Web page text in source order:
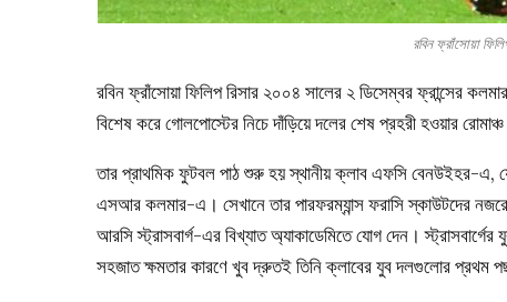
রবিন ফ্রাঁসোয়া
রবিন ফ্রাঁসোয়া ফিলিপ রিসার ২০০৪ সালের ২ ডিসেম্বর ফ্রান্সের
বিশেষ করে গোলপোস্টের নিচে দাঁড়িয়ে দলের শেষ প্রহরী হওয়ার
তার প্রাথমিক ফুটবল পাঠ শুরু হয় স্থানীয় ক্লাব এফসি বেনউইহর-এ,
এসআর কলমার-এ। সেখানে তার পারফরম্যান্স ফরাসি স্কাউটদের
আরসি স্ট্রাসবার্গ-এর বিখ্যাত অ্যাকাডেমিতে যোগ দেন।
সহজাত ক্ষমতার কারণে খুব দ্রুতই তিনি ক্লাবের যুব দলগুলোর প্রথম